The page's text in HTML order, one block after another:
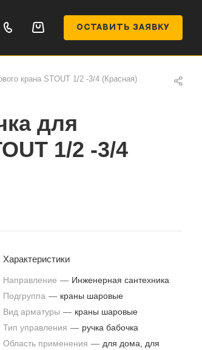
ОСТАВИТЬ ЗАЯВКУ
крана STOUT 1/2 -3/4 (Красная)
для
1/2 -3/4
Характеристики
Направление — Инженерная сантехника
Подгруппа — краны шаровые
Вид арматуры — краны шаровые
Тип управления — ручка бабочка
Область применения — для дома, для